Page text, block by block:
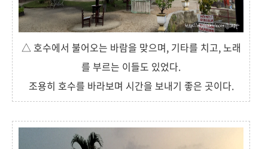
△ 호수에서 불어오는 바람을 맞으며, 기타를 치고, 노래
를 부르는 이들도 있었다.
조용히 호수를 바라보며 시간을 보내기 좋은 곳이다.